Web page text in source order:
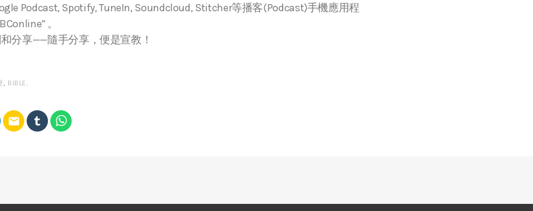
Podcast, Spotify, TuneIn, Soundcloud, Stitcher等播客(Podcast)手機應用程
。
分享——隨手分享，便是宣教！
BIBLE
email